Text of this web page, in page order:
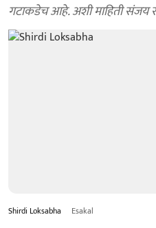
गटाकडेच आहे. अशी माहिती संजय
Shirdi Loksabha Esakal